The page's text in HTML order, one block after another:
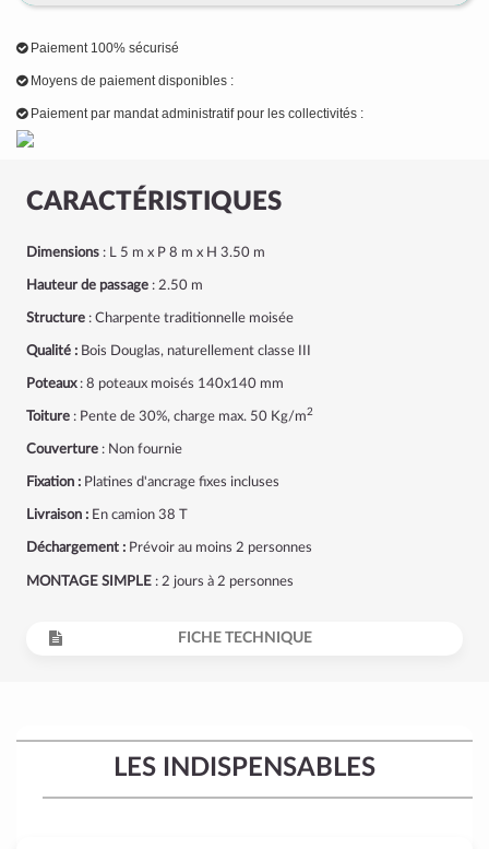
CARACTÉRISTIQUES
Dimensions : L 5 m x P 8 m x H 3.50 m
Hauteur de passage : 2.50 m
Structure : Charpente traditionnelle moisée
Qualité : Bois Douglas, naturellement classe III
Poteaux: 8 poteaux moisés 140x140 mm
Toiture : Pente de 30%, charge max. 50 Kg/m2
Couverture : Non fournie
Fixation : Platines d'ancrage fixes incluses
Livraison : En camion 38 T
Déchargement : Prévoir au moins 2 personnes
MONTAGE SIMPLE : 2 jours à 2 personnes
FICHE TECHNIQUE
Paiement 100% sécurisé
Moyens de paiement disponibles :
Paiement par mandat administratif pour les collectivités :
LES INDISPENSABLES